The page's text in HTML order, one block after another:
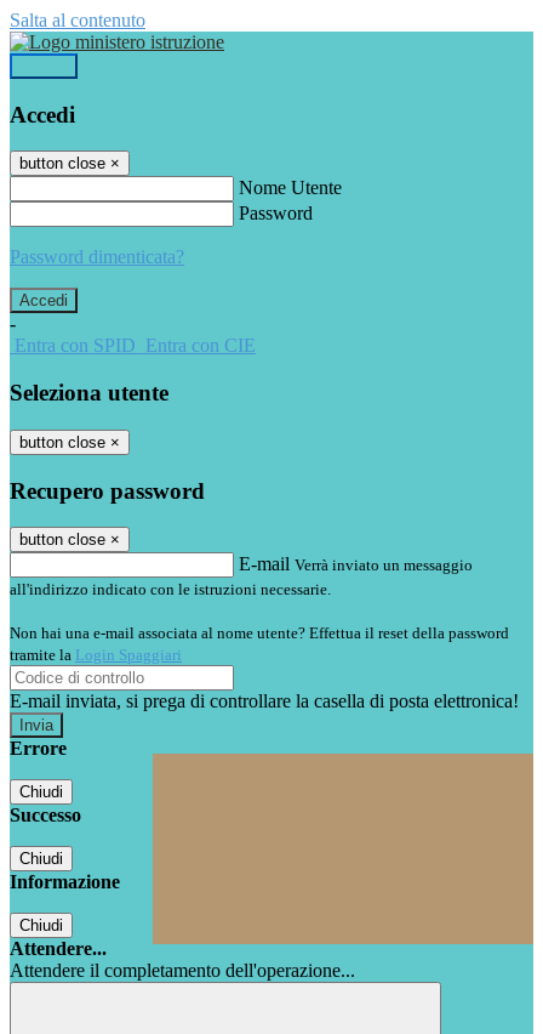
Salta al contenuto
Accedi
button close ×
Nome Utente
Password
Password dimenticata?
-
Entra con SPID Entra con CIE
Seleziona utente
button close ×
Recupero password
button close ×
E-mail Verrà inviato un messaggio
all'indirizzo indicato con le istruzioni necessarie.
Non hai una e-mail associata al nome utente? Effettua il reset della password
tramite la Login Spaggiari
E-mail inviata, si prega di controllare la casella di posta elettronica!
Errore
Chiudi
Successo
Chiudi
Informazione
Chiudi
Attendere...
Attendere il completamento dell'operazione...